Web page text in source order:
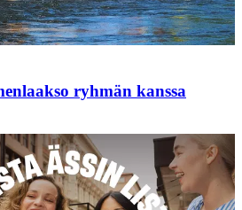
ryhmän kanssa